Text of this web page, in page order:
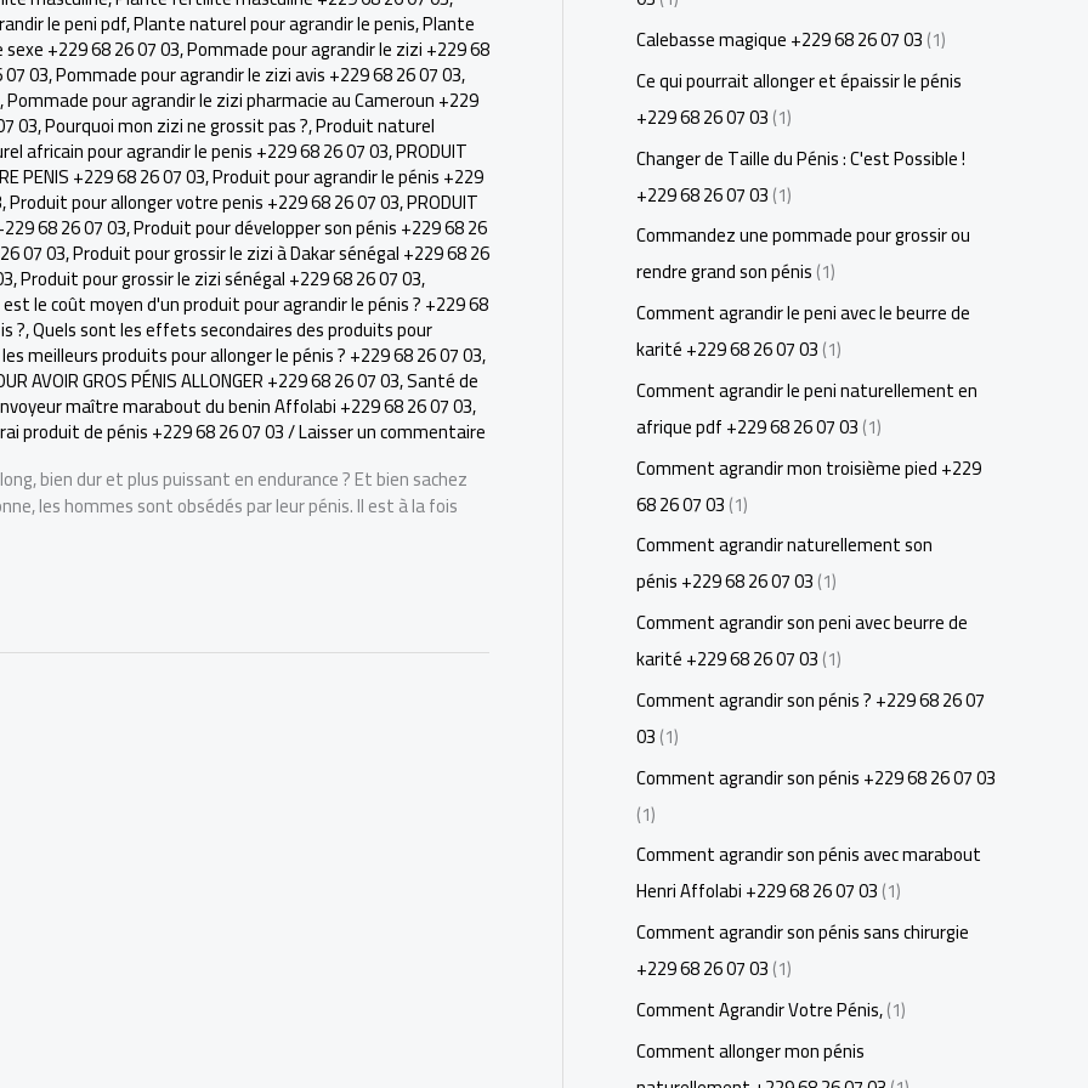
le peni pdf,Plante naturel pour agrandir le penis,Plante
+229 68 26 07 03,Pommade pour agrandir le zizi +229 68
03,Pommade pour agrandir le zizi avis +229 68 26 07 03,
,Pommade pour agrandir le zizi pharmacie au Cameroun +229
03,Pourquoi mon zizi ne grossit pas ?,Produit naturel
africain pour agrandir le penis +229 68 26 07 03,PRODUIT
PENIS +229 68 26 07 03,Produit pour agrandir le pénis +229
,Produit pour allonger votre penis +229 68 26 07 03,PRODUIT
68 26 07 03,Produit pour développer son pénis +229 68 26
07 03,Produit pour grossir le zizi à Dakar sénégal +229 68 26
,Produit pour grossir le zizi sénégal +229 68 26 07 03,
le coût moyen d'un produit pour agrandir le pénis ? +229 68
?,Quels sont les effets secondaires des produits pour
meilleurs produits pour allonger le pénis ? +229 68 26 07 03,
AVOIR GROS PÉNIS ALLONGER +229 68 26 07 03,Santé de
maître marabout du benin Affolabi +229 68 26 07 03,
produit de pénis +229 68 26 07 03/Laisser un commentaire
bien dur et plus puissant en endurance ? Et bien sachez
les hommes sont obsédés par leur pénis. Il est à la fois
Calebasse magique +229 68 26 07 03(1)
Ce qui pourrait allonger et épaissir le pénis
+229 68 26 07 03(1)
Changer de Taille du Pénis : C'est Possible !
+229 68 26 07 03(1)
Commandez une pommade pour grossir ou
rendre grand son pénis(1)
Comment agrandir le peni avec le beurre de
karité +229 68 26 07 03(1)
Comment agrandir le peni naturellement en
afrique pdf +229 68 26 07 03(1)
Comment agrandir mon troisième pied +229
68 26 07 03(1)
Comment agrandir naturellement son
pénis +229 68 26 07 03(1)
Comment agrandir son peni avec beurre de
karité +229 68 26 07 03(1)
Comment agrandir son pénis ? +229 68 26 07
03(1)
Comment agrandir son pénis +229 68 26 07 03
(1)
Comment agrandir son pénis avec marabout
Henri Affolabi +229 68 26 07 03(1)
Comment agrandir son pénis sans chirurgie
+229 68 26 07 03(1)
Comment Agrandir Votre Pénis,(1)
Comment allonger mon pénis